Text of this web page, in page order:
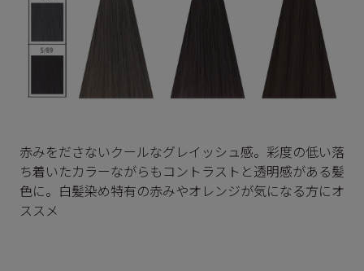
赤みをださないクールなグレイッシュ感。彩度の低い落
ち着いたカラーながらもコントラストと透明感がある髪
色に。白髪染め特有の赤みやオレンジが気になる方にオ
ススメ